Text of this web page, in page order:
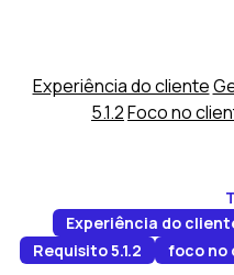
Experiência do cliente
5.1.2Foco no
Experiência do
Requisito 5.1.2
foco no